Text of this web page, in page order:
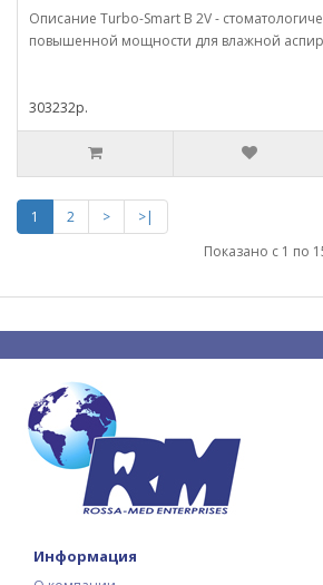
Описание Turbo-Smart В 2V -
повышенной мощности для влажной
303232р.
1 2 >
>|
Показано с 1 по
Информация